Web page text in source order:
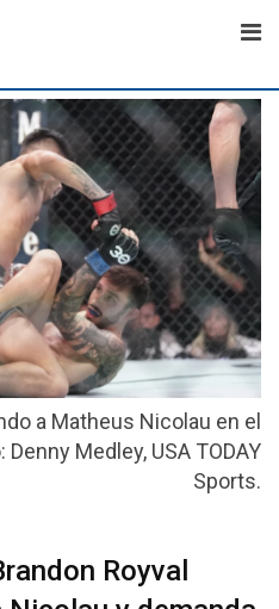
a Matheus Nicolau en el
Medley, USA TODAY
Sports.
Royval